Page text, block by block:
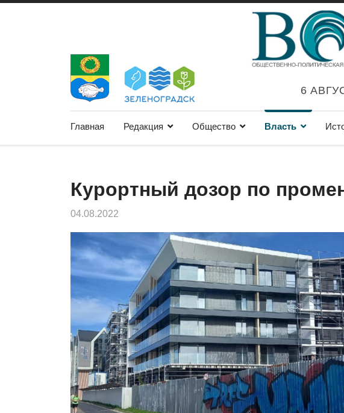
6
Главная Редакция Общество Власть
Курортный дозор по
04.08.2022